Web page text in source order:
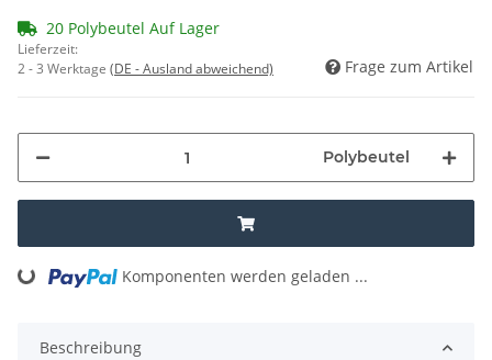
20 Polybeutel Auf Lager
Lieferzeit:
2 - 3 Werktage (DE - Ausland abweichend) Frage zum Artikel
Polybeutel
Loading... Komponenten werden geladen ...
Beschreibung